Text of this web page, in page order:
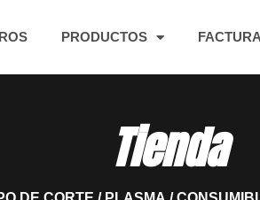
PRODUCTOS
Tienda